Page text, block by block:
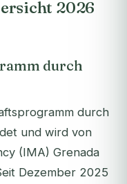
2026
durch
durch
und wird von
(IMA) Grenada
Dezember 2025